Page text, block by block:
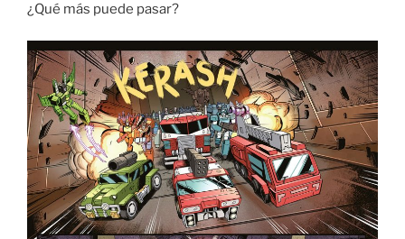
¿Qué más puede pasar?